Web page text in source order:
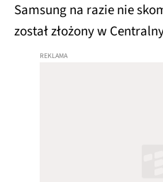
Samsung na razie nie
został złożony w